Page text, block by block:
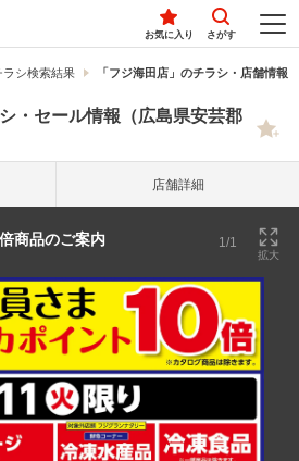
お気に入り さがす
ラシ検索結果 「フジ海田店」のチラシ・店舗情報
・セール情報（広島県安芸郡
店舗詳細
商品のご案内 1/1
拡大